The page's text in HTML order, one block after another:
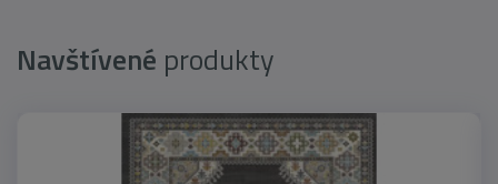
Navštívené produkty